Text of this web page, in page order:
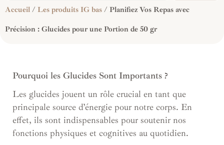
Accueil / Les produits IG bas / Planifiez Vos Repas avec
Précision : Glucides pour une Portion de 50 gr
Pourquoi les Glucides Sont Importants ?
Les glucides jouent un rôle crucial en tant que
principale source d’énergie pour notre corps. En
effet, ils sont indispensables pour soutenir nos
fonctions physiques et cognitives au quotidien.